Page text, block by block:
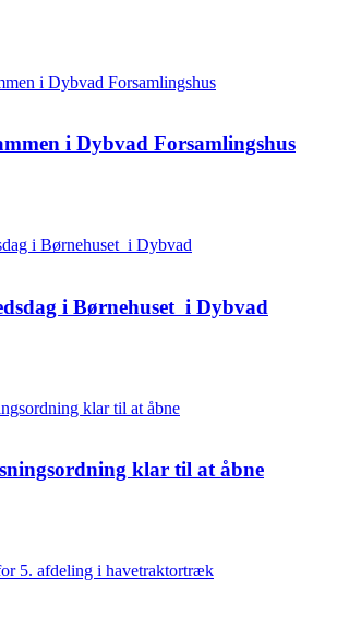
i Dybvad Forsamlingshus
i Børnehuset i Dybvad
klar til at åbne